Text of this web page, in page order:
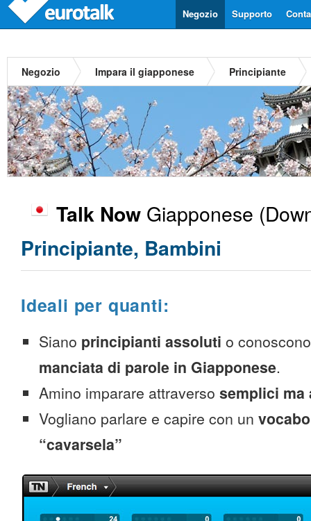
Supporto
Negozio
Negozio Impara il giapponese Principiante
Talk Now Giapponese
Principiante, Bambini
Ideali per quanti:
Siano principianti assoluti o
manciata di parole in Giapponese.
Amino imparare attraverso semplici
Vogliano parlare e capire con un
“cavarsela”